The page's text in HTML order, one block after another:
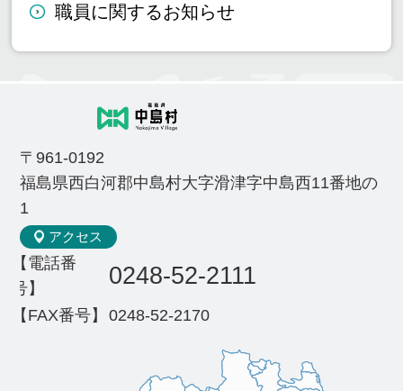
職員に関するお知らせ
〒961-0192
福島県西白河郡中島村大字滑津字中島西11番地の
1
アクセス
【電話番
号】
0248-52-2111
【FAX番号】 0248-52-2170